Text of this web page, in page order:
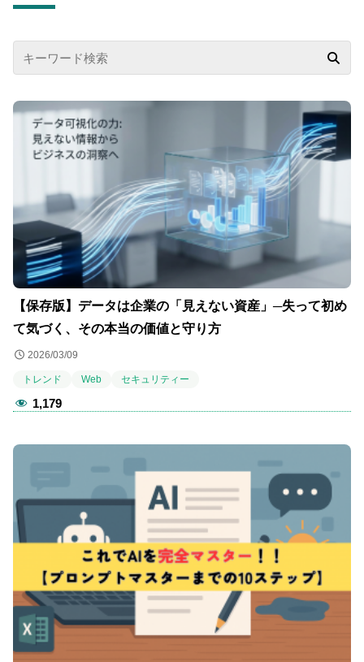
【保存版】データは企業の「見えない資産」─失って初め
て気づく、その本当の価値と守り方
2026/03/09
トレンド Web セキュリティー
1,179